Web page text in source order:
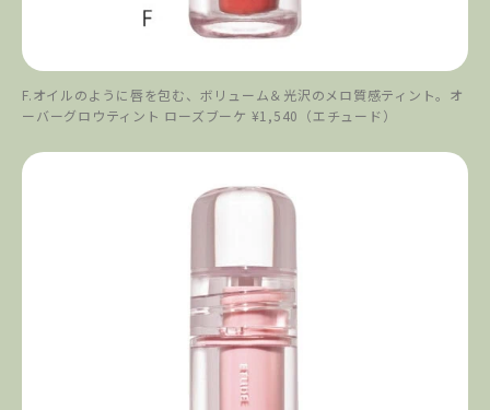
F.オイルのように唇を包む、ボリューム＆光沢のメロ質感ティント。オ
ーバーグロウティント ローズブーケ ¥1,540（エチュード）